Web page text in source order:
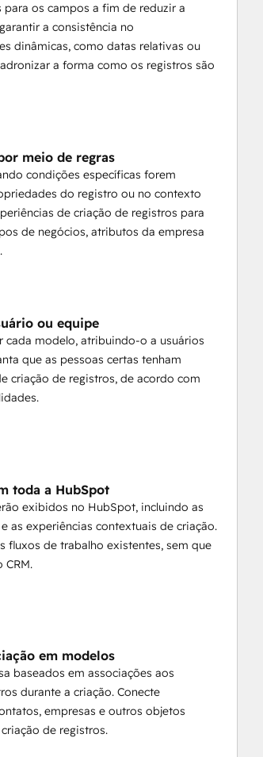
os campos a fim de reduzir a
a consistência no
dinâmicas, como datas relativas ou
a forma como os registros são
meio de regras
condições específicas forem
do registro ou no contexto
de criação de registros para
de negócios, atributos da empresa
ou equipe
cada modelo, atribuindo-o a usuários
que as pessoas certas tenham
criação de registros, de acordo com
toda a HubSpot
exibidos no HubSpot, incluindo as
as experiências contextuais de criação.
fluxos de trabalho existentes, sem que
CRM.
em modelos
baseados em associações aos
durante a criação. Conecte
empresas e outros objetos
de registros.